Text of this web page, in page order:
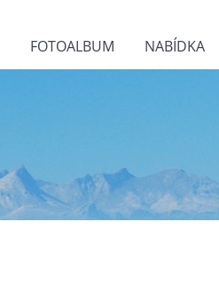
FOTOALBUM NABÍDKA